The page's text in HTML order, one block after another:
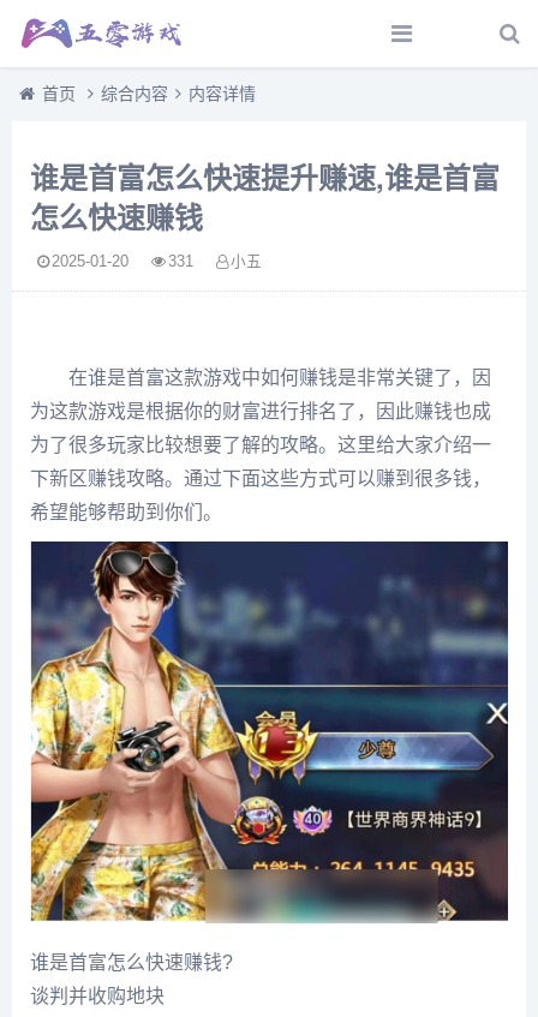
首页 综合内容 内容详情
谁是首富怎么快速提升赚速,谁是首富
怎么快速赚钱
2025-01-20 331 小五
在谁是首富这款游戏中如何赚钱是非常关键了，因
为这款游戏是根据你的财富进行排名了，因此赚钱也成
为了很多玩家比较想要了解的攻略。这里给大家介绍一
下新区赚钱攻略。通过下面这些方式可以赚到很多钱，
希望能够帮助到你们。
谁是首富怎么快速赚钱?
谈判并收购地块